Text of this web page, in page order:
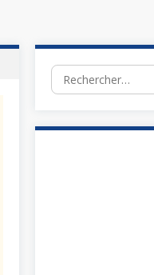
Rechercher :